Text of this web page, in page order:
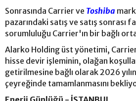
Sonrasında Carrier ve Toshiba
pazarındaki satış ve satış sonrası
sorumluluğu Carrier'ın bir bağlı
Alarko Holding üst yönetimi,
hisse devir işleminin, olağan
getirilmesine bağlı olarak 2026
çeyreğinde tamamlanmasını